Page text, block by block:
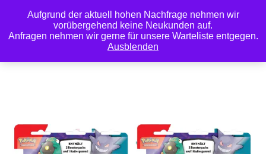
Aufgrund der aktuell hohen Nachfrage nehmen wir
vorübergehend keine Neukunden auf.
Anfragen nehmen wir gerne für unsere Warteliste entgegen.
Ausblenden
0